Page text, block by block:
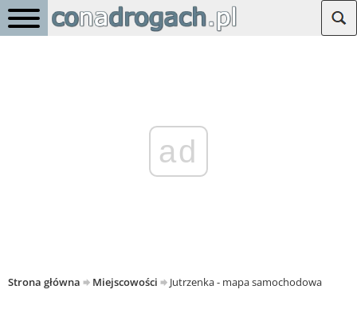
ad
Strona główna Miejscowości Jutrzenka - mapa samochodowa